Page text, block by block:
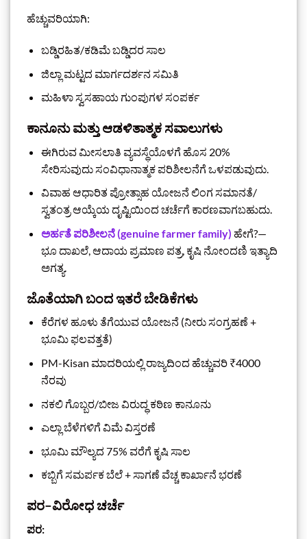
ಹೆಚ್ಚುವರಿಯಾಗಿ:
ಬಡ್ಡಿರಹಿತ/ಕಡಿಮೆ ಬಡ್ಡಿದರ ಸಾಲ
ಜಿಲ್ಲಾ ಮಟ್ಟದ ಮಾರ್ಗದರ್ಶನ ಸಮಿತಿ
ಮಹಿಳಾ ಸ್ವಸಹಾಯ ಗುಂಪುಗಳ ಸಂಪರ್ಕ
ಕಾನೂನು ಮತ್ತು ಆಡಳಿತಾತ್ಮಕ ಸವಾಲುಗಳು
ಈಗಿರುವ ಮೀಸಲಾತಿ ವ್ಯವಸ್ಥೆಯೊಳಗೆ ಹೊಸ 20%
ಸೇರಿಸುವುದು ಸಂವಿಧಾನಾತ್ಮಕ ಪರಿಶೀಲನೆಗೆ ಒಳಪಡುವುದು.
ವಿವಾಹ ಆಧಾರಿತ ಪ್ರೋತ್ಸಾಹ ಯೋಜನೆ ಲಿಂಗ ಸಮಾನತೆ/
ಸ್ವತಂತ್ರ ಆಯ್ಕೆಯ ದೃಷ್ಟಿಯಿಂದ ಚರ್ಚೆಗೆ ಕಾರಣವಾಗಬಹುದು.
ಅರ್ಹತೆ ಪರಿಶೀಲನೆ (genuine farmer family) ಹೇಗೆ?—
ಭೂ ದಾಖಲೆ, ಆದಾಯ ಪ್ರಮಾಣ ಪತ್ರ, ಕೃಷಿ ನೋಂದಣಿ ಇತ್ಯಾದಿ
ಅಗತ್ಯ.
ಜೊತೆಯಾಗಿ ಬಂದ ಇತರೆ ಬೇಡಿಕೆಗಳು
ಕೆರೆಗಳ ಹೂಳು ತೆಗೆಯುವ ಯೋಜನೆ (ನೀರು ಸಂಗ್ರಹಣೆ +
ಭೂಮಿ ಫಲವತ್ತತೆ)
PM-Kisan ಮಾದರಿಯಲ್ಲಿ ರಾಜ್ಯದಿಂದ ಹೆಚ್ಚುವರಿ ₹4000
ನೆರವು
ನಕಲಿ ಗೊಬ್ಬರ/ಬೀಜ ವಿರುದ್ಧ ಕಠಿಣ ಕಾನೂನು
ಎಲ್ಲಾ ಬೆಳೆಗಳಿಗೆ ವಿಮೆ ವಿಸ್ತರಣೆ
ಭೂಮಿ ಮೌಲ್ಯದ 75% ವರೆಗೆ ಕೃಷಿ ಸಾಲ
ಕಬ್ಬಿಗೆ ಸಮರ್ಪಕ ಬೆಲೆ + ಸಾಗಣೆ ವೆಚ್ಚ ಕಾರ್ಖಾನೆ ಭರಣೆ
ಪರ–ವಿರೋಧ ಚರ್ಚೆ
ಪರ: